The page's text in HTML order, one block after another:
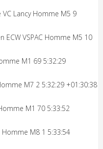
VC Lancy Homme M5 9
ECW VSPAC Homme M5 10
M1 69 5:32:29
M7 2 5:32:29 +01:30:38
M1 70 5:33:52
Homme M8 1 5:33:54